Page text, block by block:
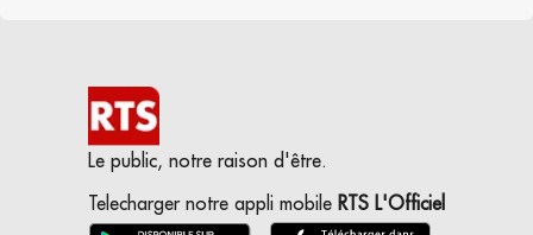
Le public, notre raison d'être.
Telecharger notre appli mobile RTS L'Officiel